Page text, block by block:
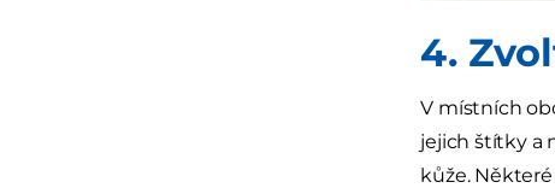
4.
V místních
jejich štítky a
kůže.